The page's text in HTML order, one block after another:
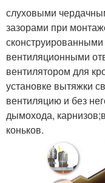
слуховыми
зазорами при
вентиляционными
вентилятором для
установке вытяжки
вентиляцию и без
дымохода,
коньков.